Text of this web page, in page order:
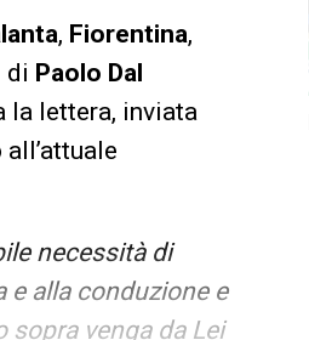
, Fiorentina,
di Paolo Dal
la lettera, inviata
necessità di
e alla conduzione e
venga da Lei